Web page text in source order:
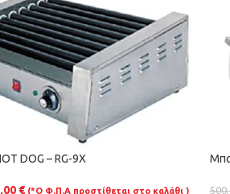
DOG – RG-9X
€ (*Ο Φ.Π.Α προστίθεται στο καλάθι )